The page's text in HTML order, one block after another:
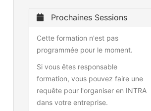
01/12/26 :
8:30 → 12:00
13:00 → 16:30
08/12/26 :
8:30 → 12:00
13:00 → 16:30
09/12/26 :
8:30 → 12:00
Prochaines Sessions
Cette formation n'est pas
programmée pour le moment.
Si vous êtes responsable
formation, vous pouvez faire une
requête pour l'organiser en INTRA
dans votre entreprise.